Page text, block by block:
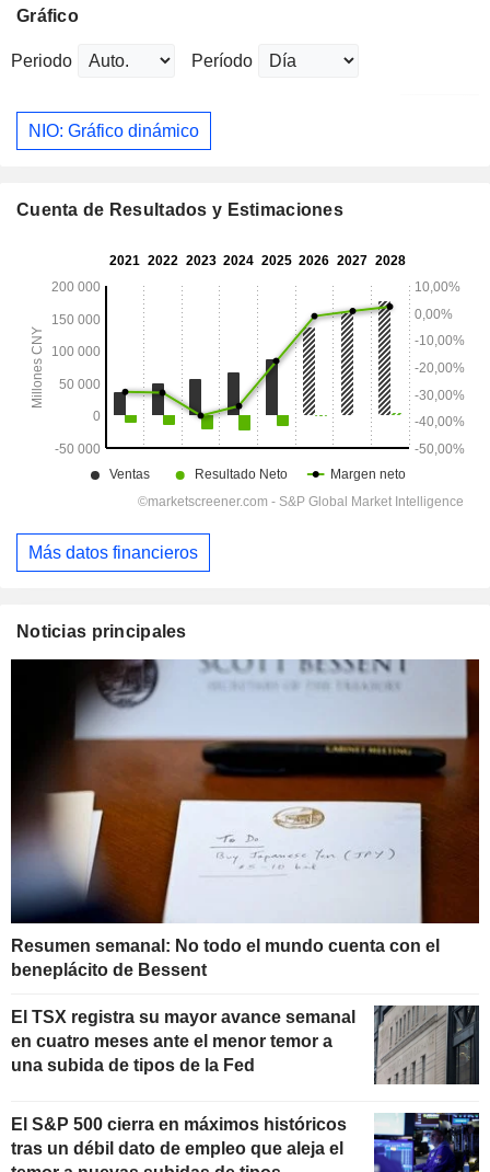
Gráfico
Periodo Período
NIO: Gráfico dinámico
Cuenta de Resultados y Estimaciones
Más datos financieros
Noticias principales
Resumen semanal: No todo el mundo cuenta con el
beneplácito de Bessent
El TSX registra su mayor avance semanal
en cuatro meses ante el menor temor a
una subida de tipos de la Fed
El S&P 500 cierra en máximos históricos
tras un débil dato de empleo que aleja el